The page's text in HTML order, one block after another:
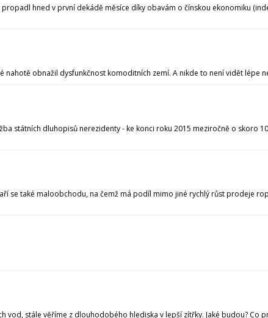
hned v první dekádě měsíce díky obavám o čínskou ekonomiku
obnažil dysfunkčnost komoditních zemí. A nikde to není vidět lépe
státních dluhopisů nerezidenty - ke konci roku 2015 meziročně o skoro
se také maloobchodu, na čemž má podíl mimo jiné rychlý růst prodeje
stále věříme z dlouhodobého hlediska v lepší zítřky. Jaké budou? Co